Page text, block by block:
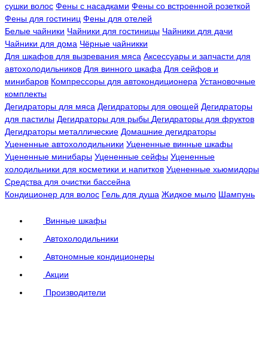
сушки волос Фены с насадками Фены со встроенной розеткой
Фены для гостиниц Фены для отелей
Белые чайники Чайники для гостиницы Чайники для дачи
Чайники для дома Чёрные чайникки
Для шкафов для вызревания мяса Аксессуары и запчасти для
автохолодильников Для винного шкафа Для сейфов и
минибаров Компрессоры для автокондиционера Установочные
комплекты
Дегидраторы для мяса Дегидраторы для овощей Дегидраторы
для пастилы Дегидраторы для рыбы Дегидраторы для фруктов
Дегидраторы металлические Домашние дегидраторы
Уцененные автохолодильники Уцененные винные шкафы
Уцененные минибары Уцененные сейфы Уцененные
холодильники для косметики и напитков Уцененные хьюмидоры
Средства для очистки бассейна
Кондиционер для волос Гель для душа Жидкое мыло Шампунь
Винные шкафы
Автохолодильники
Автономные кондиционеры
Акции
Производители